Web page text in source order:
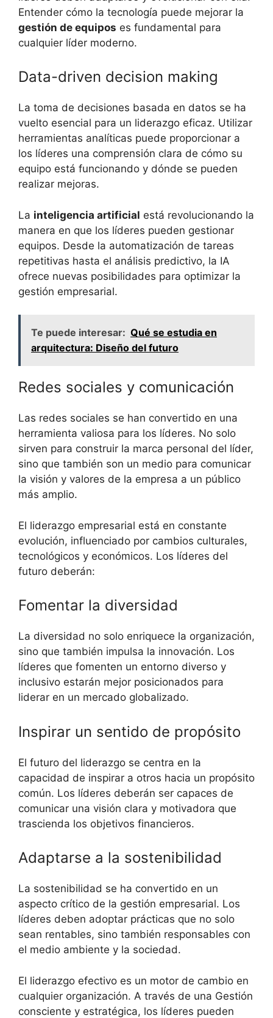
Entender cómo la tecnología puede mejorar la
gestión de equipos es fundamental para
cualquier líder moderno.
Data-driven decision making
La toma de decisiones basada en datos se ha
vuelto esencial para un liderazgo eficaz. Utilizar
herramientas analíticas puede proporcionar a
los líderes una comprensión clara de cómo su
equipo está funcionando y dónde se pueden
realizar mejoras.
La inteligencia artificial está revolucionando la
manera en que los líderes pueden gestionar
equipos. Desde la automatización de tareas
repetitivas hasta el análisis predictivo, la IA
ofrece nuevas posibilidades para optimizar la
gestión empresarial.
Te puede interesar: Qué se estudia en
arquitectura: Diseño del futuro
Redes sociales y comunicación
Las redes sociales se han convertido en una
herramienta valiosa para los líderes. No solo
sirven para construir la marca personal del líder,
sino que también son un medio para comunicar
la visión y valores de la empresa a un público
más amplio.
El liderazgo empresarial está en constante
evolución, influenciado por cambios culturales,
tecnológicos y económicos. Los líderes del
futuro deberán:
Fomentar la diversidad
La diversidad no solo enriquece la organización,
sino que también impulsa la innovación. Los
líderes que fomenten un entorno diverso y
inclusivo estarán mejor posicionados para
liderar en un mercado globalizado.
Inspirar un sentido de propósito
El futuro del liderazgo se centra en la
capacidad de inspirar a otros hacia un propósito
común. Los líderes deberán ser capaces de
comunicar una visión clara y motivadora que
trascienda los objetivos financieros.
Adaptarse a la sostenibilidad
La sostenibilidad se ha convertido en un
aspecto crítico de la gestión empresarial. Los
líderes deben adoptar prácticas que no solo
sean rentables, sino también responsables con
el medio ambiente y la sociedad.
El liderazgo efectivo es un motor de cambio en
cualquier organización. A través de una Gestión
consciente y estratégica, los líderes pueden